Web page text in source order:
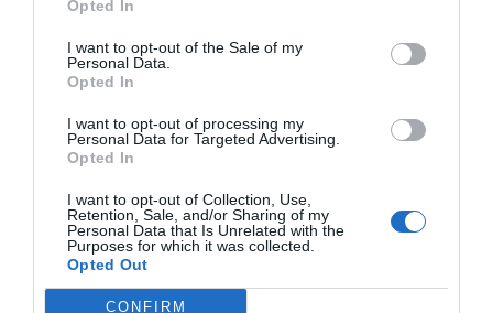
Opted In
I want to opt-out of the Sale of my
Personal Data.
Opted In
I want to opt-out of processing my
Personal Data for Targeted Advertising.
Opted In
I want to opt-out of Collection, Use,
Retention, Sale, and/or Sharing of my
Personal Data that Is Unrelated with the
Purposes for which it was collected.
Opted Out
CONFIRM
nuevas experiencias VIP en el RCDE Stadium.
“Nuestro estadio quizás sólo necesite un 5% de los
fondos de LaLiga Impulso porque ya es uno de los más
intervenciones que hagamos vayan a generar nuevo
negocio y no defender el existente”, indicaba Duran.
proyectos corporativos consumirán 54,6 millones de
euros, el 70% del total. El resto, un 15% a partes
iguales, se usará para la refinanciación de algunas
deudas pendientes a largo plazo y el incremento del
han consumido este año todo ese nuevo margen, el